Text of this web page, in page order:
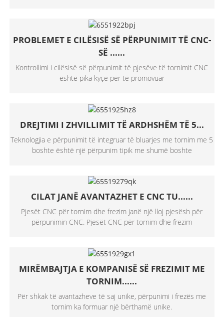
PROBLEMET E CILËSISË SË PËRPUNIMIT TË CNC-
SË ......
Kontrollimi i cilësisë së përpunimit të pjesëve të tornimit CNC
është pika kyçe për të promovuar
DREJTIMI I ZHVILLIMIT TË ARDHSHËM TË 5...
Teknologjia e përpunimit të integruar të bluarjes me tornim me 5
boshte është një përpunim tipik me shumë boshte
CILAT JANË AVANTAZHET E CNC TU......
Pjesët CNC për tornim dhe frezim janë një lloj pjesësh për
përpunimin CNC. Pjesët CNC për tornim dhe frezim
MIRËMBAJTJA E KOMPANISË SË FREZIMIT ME
TORNIM......
Për shkak të avantazheve të saj unike, përpunimi i frezës me
tornim ka formuar një bërthamë unike.